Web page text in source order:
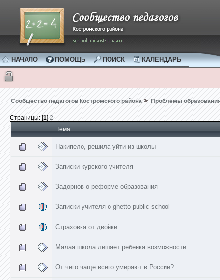
НАЧАЛО ПОМОЩЬ ПОИСК КАЛЕНДАРЬ
Сообщество педагогов Костромского района Проблемы
Страницы: [1] 2
Тема
Накипело, решила уйти из школы
Записки курского учителя
Задорнов о реформе образования
Записки учителя о ghetto public school
Страховка от двойки
Малая школа лишает ребенка возможности
От чего чаще всего умирают в России?